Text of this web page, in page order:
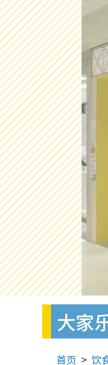
大家
首页 饮